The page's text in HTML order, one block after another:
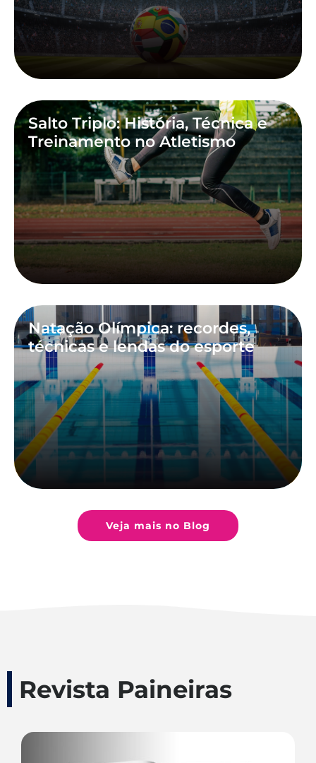
Salto Triplo: História, Técnica e
Treinamento no Atletismo
Natação Olímpica: recordes,
técnicas e lendas do esporte
Veja mais no Blog
Revista Paineiras